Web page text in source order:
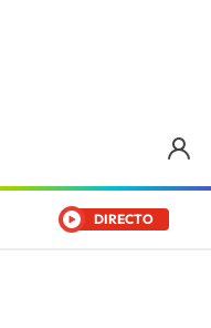
DIRECTO